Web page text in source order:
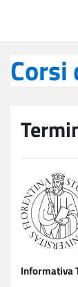
Corsi
Informativa